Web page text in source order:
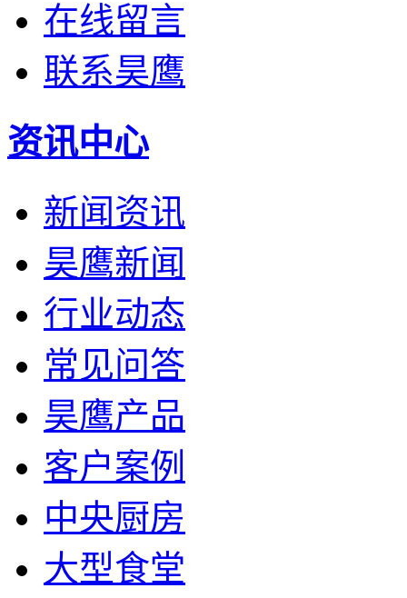
在线留言
联系昊鹰
资讯中心
新闻资讯
昊鹰新闻
行业动态
常见问答
昊鹰产品
客户案例
中央厨房
大型食堂